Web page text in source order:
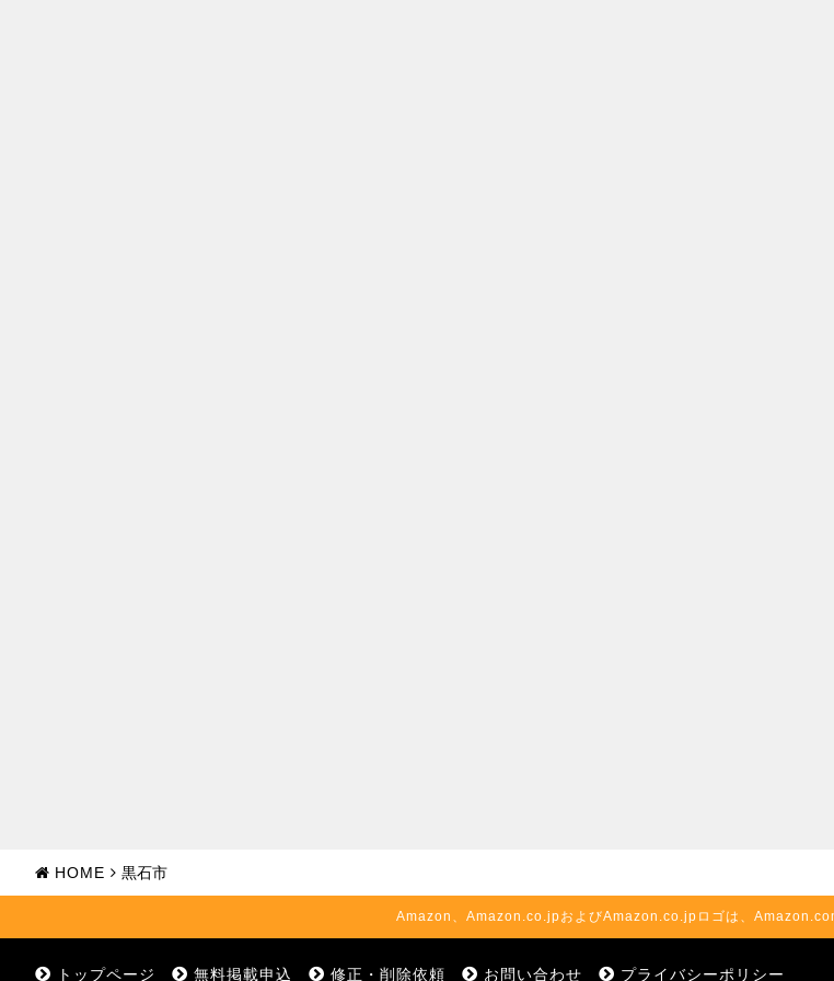
HOME 黒石市
Amazon、Amazon.co.jpおよびAmazon.co.jpロゴは、
トップページ 無料掲載申込 修正・削除依頼 お問い合わせ プライバシーポリシー